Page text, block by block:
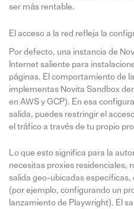
ser más rentable.
El acceso a la red refleja la
Por defecto, una instancia de
Internet saliente para
páginas. El comportamiento de
implementas Novita Sandbox
en AWS y GCP). En esa
salida, puedes restringir el
el tráfico a través de tu propio
Lo que esto significa para la
necesitas proxies residenciales,
salida geo-ubicadas
(por ejemplo, configurando un
lanzamiento de Playwright). El